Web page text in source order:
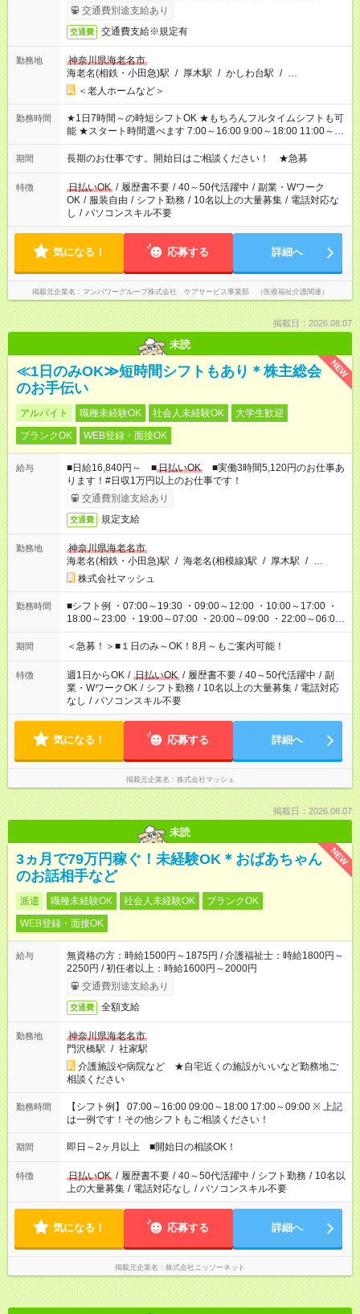
交通費別途支給あり
交通費 交通費支給※規定有
勤務地
神奈川県海老名市
海老名(相鉄・小田急)駅 / 厚木駅 / かしわ台駅 / …
＜老人ホームなど＞
勤務時間
★1日7時間～の時短シフトOK ★もちろんフルタイムシフトも可
能 ★スタート時間選べます 7:00～16:00 9:00～18:00 11:00～
20:00 など 残業なし！ ※Wワークの場合、他のお仕事と合わせ
週40時間超の就業はご案内できません ※法令に基づき、週20時
（日雇い派遣の原則禁止）により、短時間・短期間の就業はご
案内が難しい場合があります
期間 長期のお仕事です。開始日はご相談ください！ ★急募
特徴 日払いOK / 履歴書不要 / 40～50代活躍中 / 副業・Wワーク
OK / 服装自由 / シフト勤務 / 10名以上の大量募集 / 電話対応な
し / パソコンスキル不要
気になる！ 応募する 詳細へ
掲載元企業名 マンパワーグループ株式会社 ケアサービス事業部 （医療福祉介護関連）
掲載日：2026.08.07
未読
NEW
≪1日のみOK≫短時間シフトもあり＊株主総会
のお手伝い
アルバイト 職種未経験OK 社会人未経験OK
大学生歓迎
ブランクOK
WEB登録・面接OK
給与 ■日給16,840円～ ■日払いOK
■実働3時間5,120円のお仕事あ
ります！#日収1万円以上のお仕事です！
交通費別途支給あり
交通費 規定支給
勤務地
神奈川県海老名市
海老名(相鉄・小田急)駅 / 海老名(相模線)駅 / 厚木駅 / …
株式会社マッシュ
勤務時間
■シフト例 ・07:00～19:30 ・09:00～12:00 ・10:00～17:00 ・
18:00～23:00 ・19:00～07:00 ・20:00～09:00 ・22:00～06:00
etc ★最短で3時間で5,120円のお仕事から 15時間で2万円近く稼
げるお仕事も！ ご希望のお時間に合わせてご紹介！ ※シフトは
ください！
期間 ＜急募！＞■１日のみ～OK！8月～もご案内可能！
特徴 週1日からOK / 日払いOK / 履歴書不要 / 40～50代活躍中 / 副
業・WワークOK / シフト勤務 / 10名以上の大量募集 / 電話対応
なし / パソコンスキル不要
気になる！ 応募する 詳細へ
掲載元企業名 株式会社マッシュ
掲載日：2026.08.07
未読
NEW
3ヵ月で79万円稼ぐ！未経験OK＊おばあちゃん
のお話相手など
派遣 職種未経験OK 社会人未経験OK
ブランクOK
WEB登録・面接OK
給与
無資格の方：時給1500円～1875円 / 介護福祉士：時給1800円～
2250円 / 初任者以上：時給1600円～2000円
交通費別途支給あり
交通費 全額支給
勤務地
神奈川県海老名市
門沢橋駅 / 社家駅
介護施設や病院など ★自宅近くの施設がいいなど勤務地ご
相談ください
勤務時間
【シフト例】 07:00～16:00 09:00～18:00 17:00～09:00 ※ 上記
は一例です！その他シフトもご相談ください！
期間 即日～2ヶ月以上 ■開始日の相談OK！
特徴 日払いOK / 履歴書不要 / 40～50代活躍中 / シフト勤務 / 10名以
上の大量募集 / 電話対応なし / パソコンスキル不要
気になる！ 応募する 詳細へ
掲載元企業名 株式会社ニッソーネット